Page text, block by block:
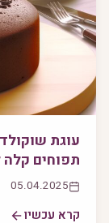
עוגת
תפוחים קלה
05.04.2025
קרא עכשיו